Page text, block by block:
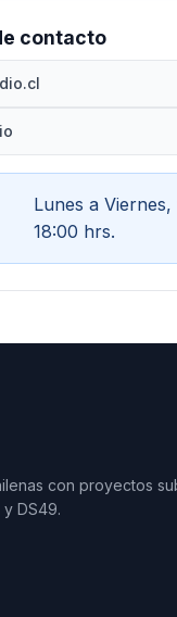
contacto
Lunes a Viernes,
18:00 hrs.
con proyectos
y DS49.